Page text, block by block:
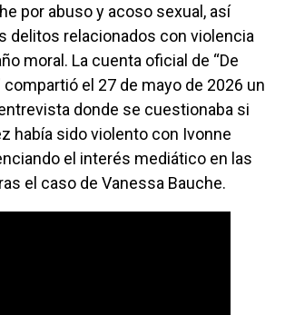
por abuso y acoso sexual, así
delitos relacionados con violencia
moral. La cuenta oficial de “De
compartió el 27 de mayo de 2026 un
donde se cuestionaba si
había sido violento con Ivonne
el interés mediático en las
el caso de Vanessa Bauche.